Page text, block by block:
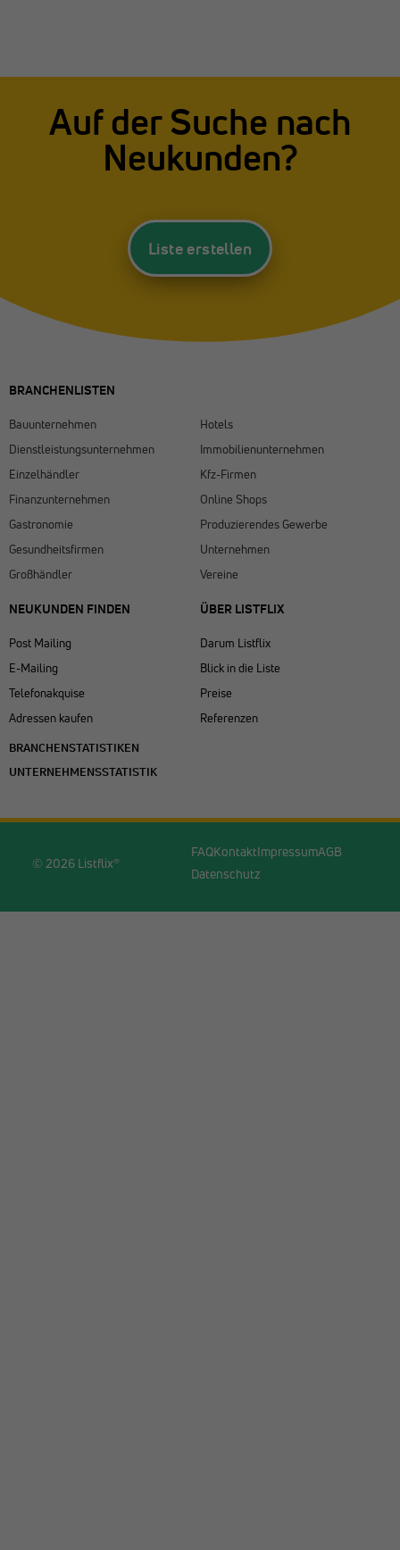
Auf der Suche nach
Neukunden?
Liste erstellen
BRANCHENLISTEN
Bauunternehmen
Dienstleistungsunternehmen
Einzelhändler
Finanzunternehmen
Gastronomie
Gesundheitsfirmen
Großhändler
Hotels
Immobilienunternehmen
Kfz-Firmen
Online Shops
Produzierendes Gewerbe
Unternehmen
Vereine
NEUKUNDEN FINDEN
Post Mailing
E-Mailing
Telefonakquise
Adressen kaufen
BRANCHENSTATISTIKEN
UNTERNEHMENSSTATISTIK
ÜBER LISTFLIX​
Darum Listflix
Blick in die Liste
Preise
Referenzen
© 2026 Listflix®
FAQKontaktImpressumAGB
Datenschutz